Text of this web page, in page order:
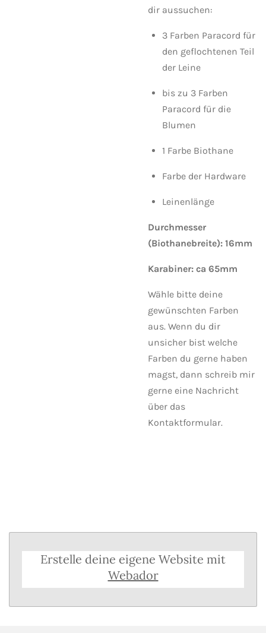
dir aussuchen:
3 Farben Paracord für
den geflochtenen Teil
der Leine
bis zu 3 Farben
Paracord für die
Blumen
1 Farbe Biothane
Farbe der Hardware
Leinenlänge
Durchmesser
(Biothanebreite): 16mm
Karabiner: ca 65mm
Wähle bitte deine
gewünschten Farben
aus. Wenn du dir
unsicher bist welche
Farben du gerne haben
magst, dann schreib mir
gerne eine Nachricht
über das
Kontaktformular.
Erstelle deine eigene Website mit
Webador